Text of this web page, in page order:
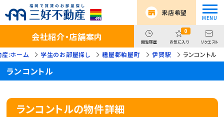
来店希望
会社紹介・店舗案内 閲覧履歴
0
お気に入り リクエスト
:ホーム 学生のお部屋探し 糟屋郡粕屋町 伊賀駅 ランコントル
ランコントル
ランコントルの物件詳細